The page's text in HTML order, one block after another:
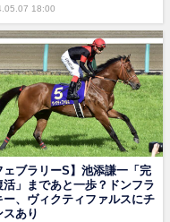
18:00
ェブラリーS】池添謙一「完
活」まであと一歩？ドンフラ
ー、ヴィクティファルスにチ
スあり